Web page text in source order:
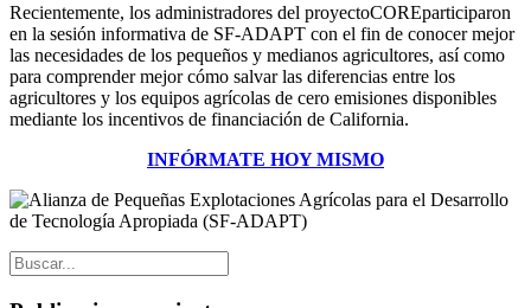
Recientemente, los administradores del proyectoCOREparticiparon
en la sesión informativa de SF-ADAPT con el fin de conocer mejor
las necesidades de los pequeños y medianos agricultores, así como
para comprender mejor cómo salvar las diferencias entre los
agricultores y los equipos agrícolas de cero emisiones disponibles
mediante los incentivos de financiación de California.
INFÓRMATE HOY MISMO